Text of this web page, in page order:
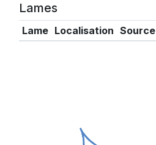
Lames
Lame Localisation Source